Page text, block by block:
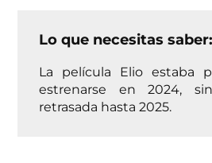
Lo que necesitas saber:
La película Elio estaba
estrenarse en 2024,
retrasada hasta 2025.